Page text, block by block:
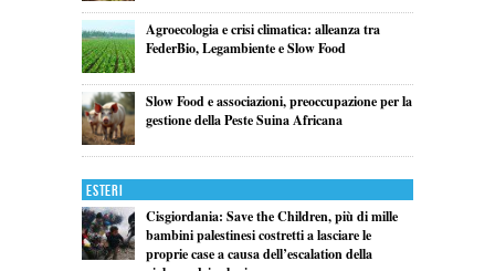
Agroecologia e crisi climatica: alleanza tra
FederBio, Legambiente e Slow Food
Slow Food e associazioni, preoccupazione per la
gestione della Peste Suina Africana
Esteri
Cisgiordania: Save the Children, più di mille
bambini palestinesi costretti a lasciare le
proprie case a causa dell’escalation della